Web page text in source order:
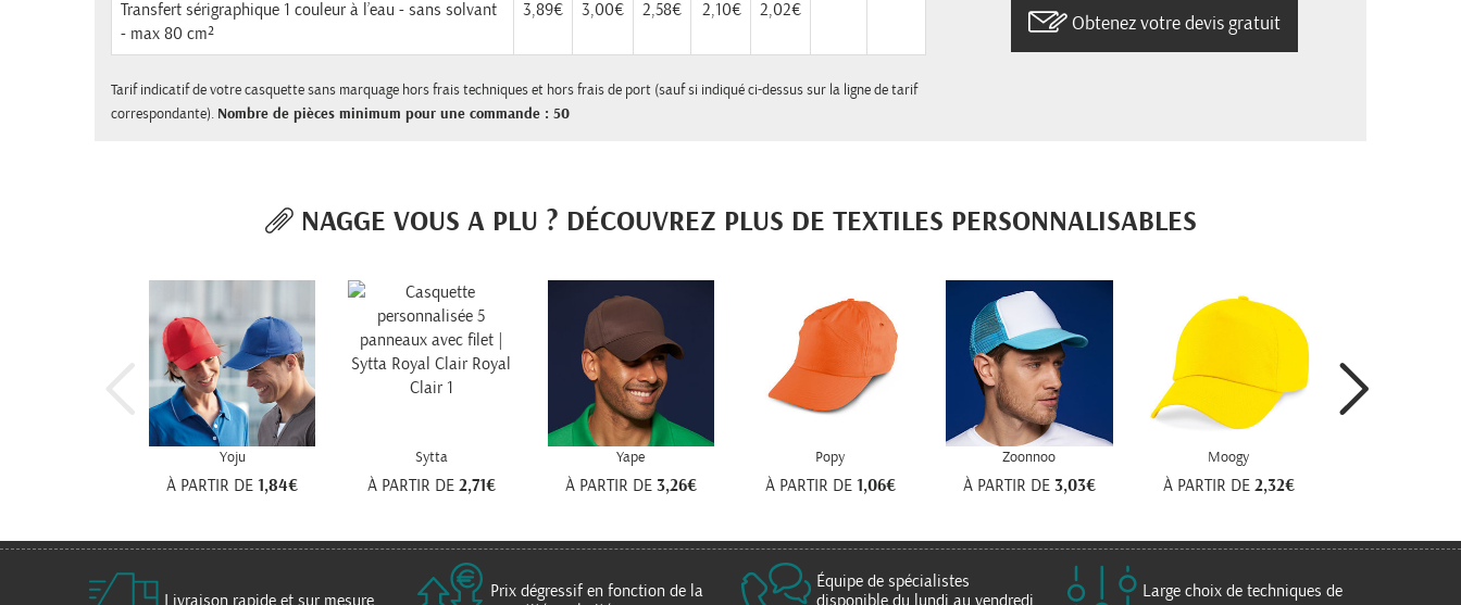
Transfert sérigraphique 1 couleur à l’eau - sans solvant
- max 80 cm²
3,89€ 3,00€ 2,58€ 2,10€ 2,02€
Tarif indicatif de votre casquette sans marquage hors frais techniques et hors frais de port (sauf si indiqué ci-dessus sur la ligne de tarif
correspondante). Nombre de pièces minimum pour une commande : 50
Obtenez votre devis gratuit
NAGGE VOUS A PLU ? DÉCOUVREZ PLUS DE TEXTILES PERSONNALISABLES
Yoju
À PARTIR DE1,84€
Sytta
À PARTIR DE 2,71€
Yape
À PARTIR DE 3,26€
Popy
À PARTIR DE 1,06€
Zoonnoo
À PARTIR DE 3,03€
Moogy
À PARTIR DE 2,32€
Livraison rapide et sur mesure
Prix dégressif en fonction de la
Équipe de spécialistes
disponible du lundi au vendredi
Large choix de techniques de